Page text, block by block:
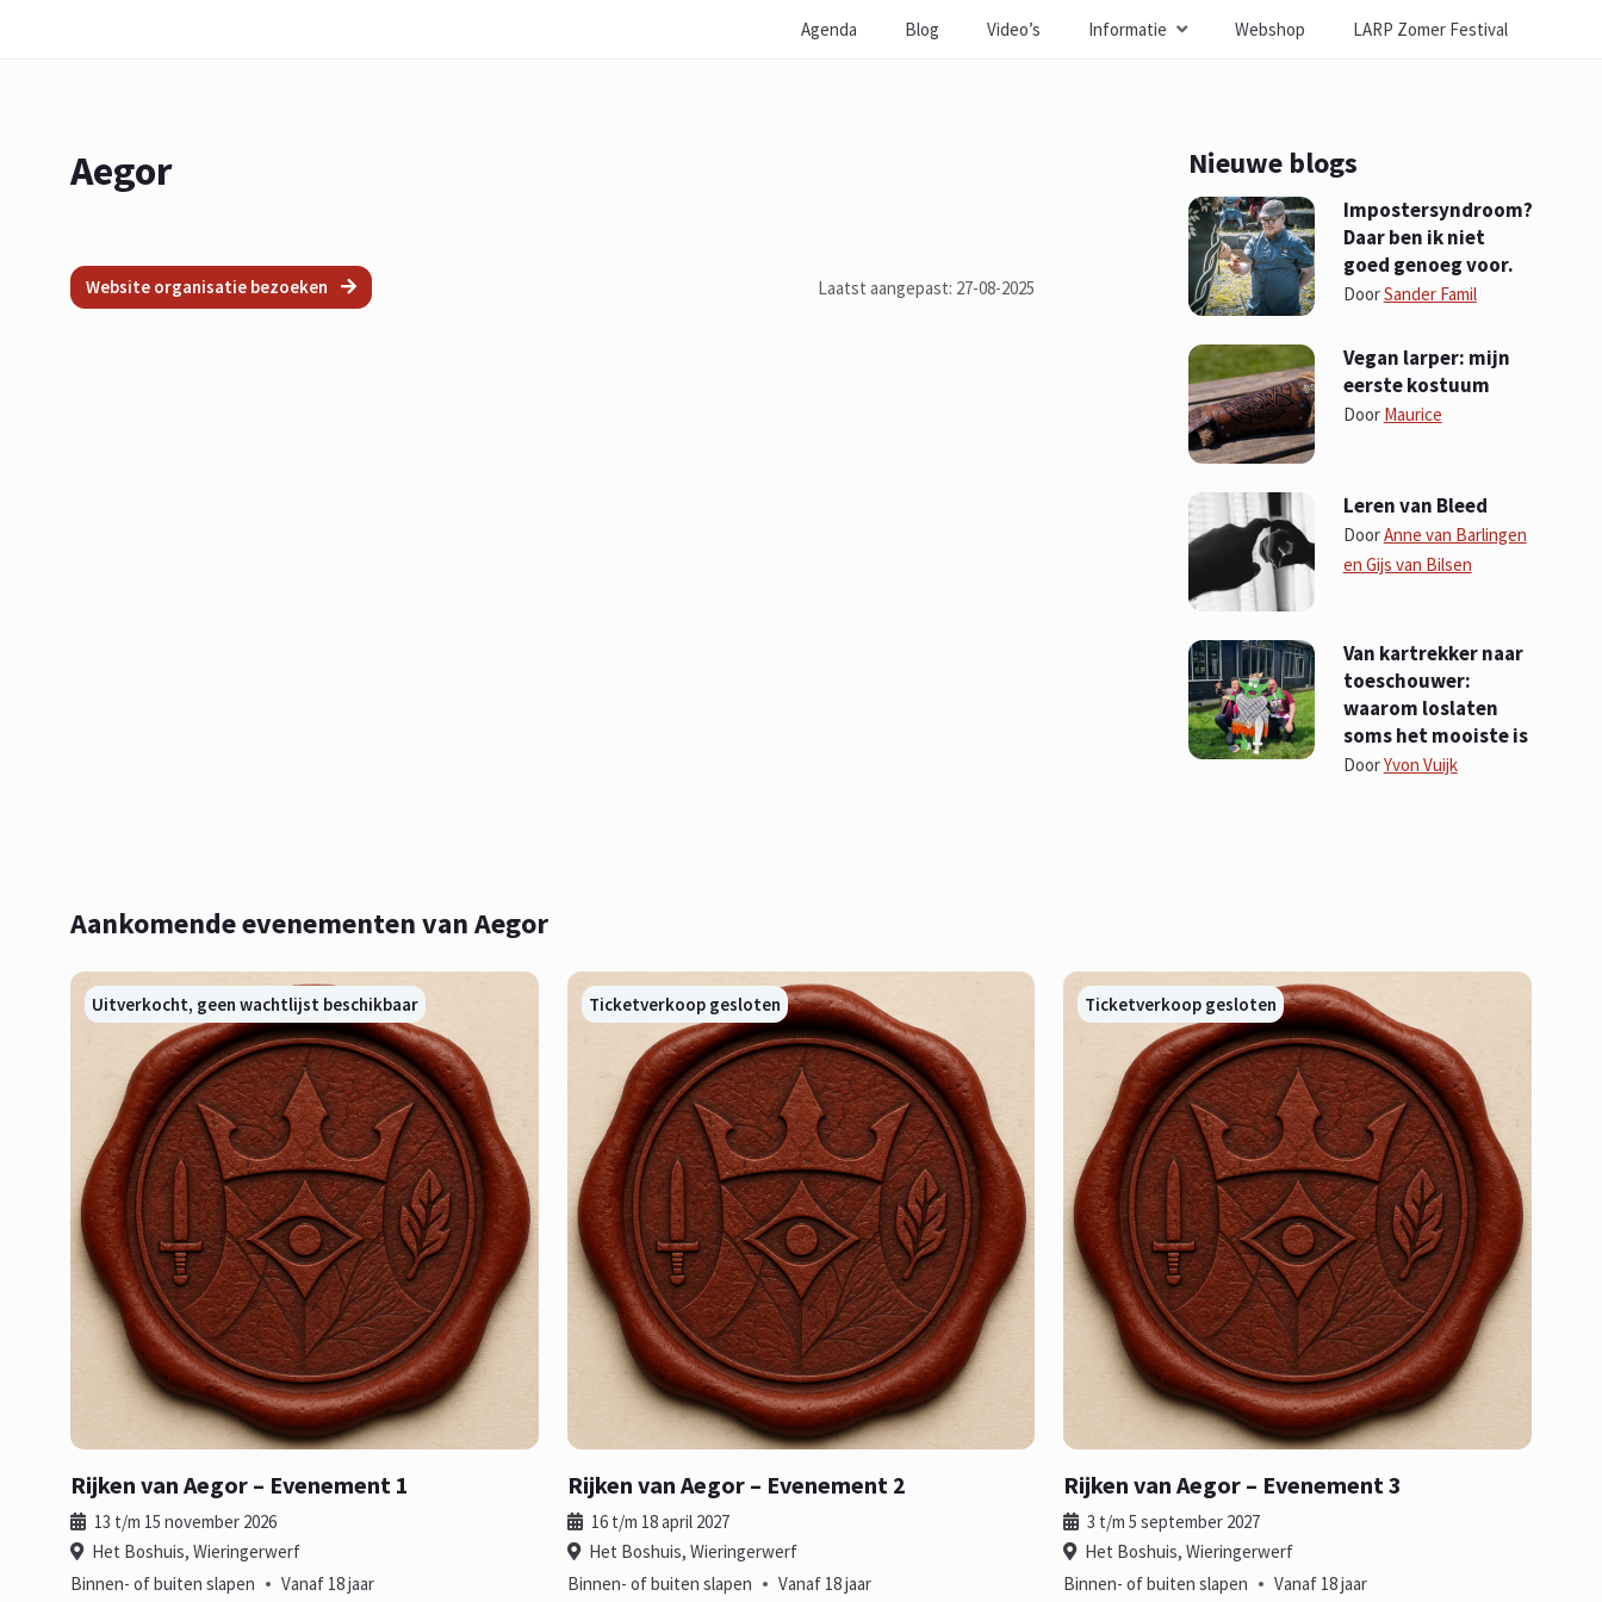
Agenda Blog Video’s Informatie Webshop LARP Zomer Festival
Aegor
Website organisatie bezoeken Laatst aangepast: 27-08-2025
Nieuwe blogs
Impostersyndroom?
Daar ben ik niet
goed genoeg voor.
DoorSander Famil
Vegan larper: mijn
eerste kostuum
Door Maurice
Leren van Bleed
DoorAnne van Barlingen
en Gijs van Bilsen
Van kartrekker naar
toeschouwer:
waarom loslaten
soms het mooiste is
DoorYvon Vuijk
Aankomende evenementen van Aegor
Uitverkocht, geen wachtlijst beschikbaar
Rijken van Aegor – Evenement 1
13 t/m 15 november 2026
Het Boshuis, Wieringerwerf
Binnen- of buiten slapen • Vanaf 18 jaar
Ticketverkoop gesloten
Rijken van Aegor – Evenement 2
16 t/m 18 april 2027
Het Boshuis, Wieringerwerf
Binnen- of buiten slapen • Vanaf 18 jaar
Ticketverkoop gesloten
Rijken van Aegor – Evenement 3
3 t/m 5 september 2027
Het Boshuis, Wieringerwerf
Binnen- of buiten slapen • Vanaf 18 jaar